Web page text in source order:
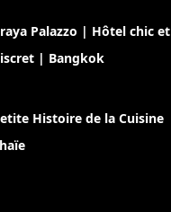
Palazzo | Hôtel chic et
| Bangkok
Histoire de la Cuisine